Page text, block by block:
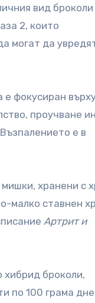
вид броколи
2, които
могат да
е фокусиран
проучване
е в
хранени с
малко ставнен
Артрит и
хибрид броколи,
по 100 грама